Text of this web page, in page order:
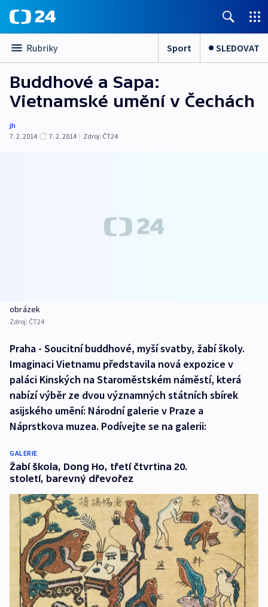
Rubriky Sport SLEDOVAT
Buddhové a Sapa:
Vietnamské umění v Čechách
jh
7. 2. 2014
7. 2. 2014 | Zdroj: ČT24
obrázek
Zdroj: ČT24
Praha - Soucitní buddhové, myší svatby, žabí školy.
Imaginaci Vietnamu představila nová expozice v
paláci Kinských na Staroměstském náměstí, která
nabízí výběr ze dvou významných státních sbírek
asijského umění: Národní galerie v Praze a
Náprstkova muzea. Podívejte se na galerii:
GALERIE
Žabí škola, Dong Ho, třetí čtvrtina 20.
století, barevný dřevořez